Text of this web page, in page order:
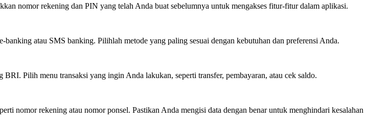
nomor rekening dan PIN yang telah Anda buat sebelumnya untuk mengakses fitur-fitur dalam aplikasi.
atau SMS banking. Pilihlah metode yang paling sesuai dengan kebutuhan dan preferensi Anda.
Pilih menu transaksi yang ingin Anda lakukan, seperti transfer, pembayaran, atau cek saldo.
nomor rekening atau nomor ponsel. Pastikan Anda mengisi data dengan benar untuk menghindari kesalahan